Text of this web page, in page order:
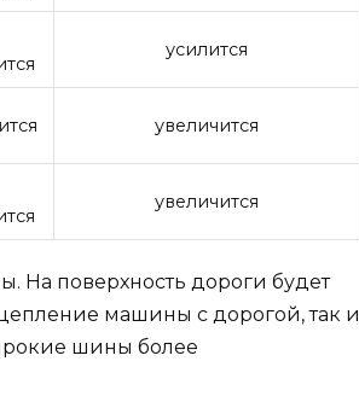
усилится
увеличится
увеличится
поверхность дороги будет
машины с дорогой, так и
шины более